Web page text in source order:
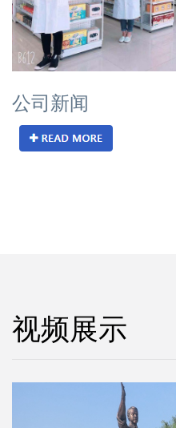
公司新闻
视频展示